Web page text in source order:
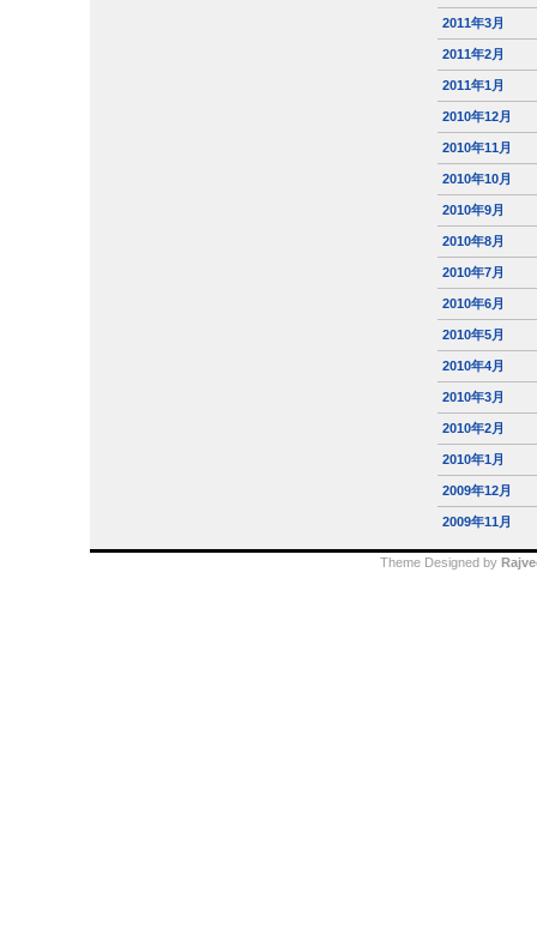
2011年3月
2011年2月
2011年1月
2010年12月
2010年11月
2010年10月
2010年9月
2010年8月
2010年7月
2010年6月
2010年5月
2010年4月
2010年3月
2010年2月
2010年1月
2009年12月
2009年11月
Theme Designed by